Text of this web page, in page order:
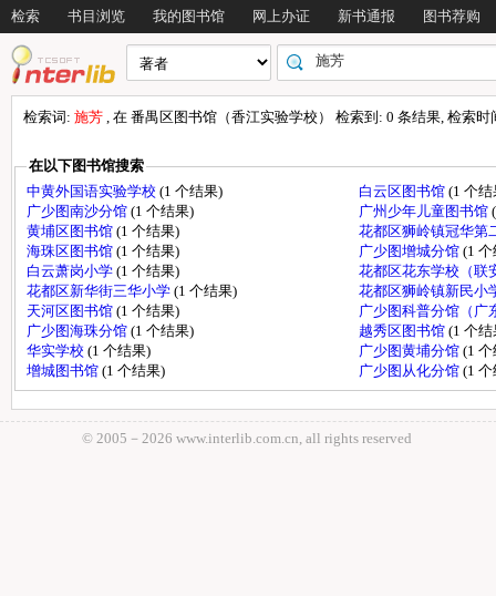
检索 书目浏览 我的图书馆 网上办证 新书通报 图书荐购
检索词: 施芳 , 在 番禺区图书馆（香江实验学校） 检索到: 0 条结果, 检索时
在以下图书馆搜索
中黄外国语实验学校 (1 个结果) 白云区图书馆 (1 个结
广少图南沙分馆 (1 个结果) 广州少年儿童图书馆
黄埔区图书馆 (1 个结果)
花都区狮岭镇冠华第
海珠区图书馆 (1 个结果) 广少图增城分馆 (1
白云萧岗小学 (1 个结果)
花都区花东学校（联
花都区新华街三华小学 (1 个结果)
花都区狮岭镇新民小
天河区图书馆 (1 个结果)
广少图科普分馆（广
广少图海珠分馆 (1 个结果) 越秀区图书馆 (1 个结
华实学校 (1 个结果) 广少图黄埔分馆 (1
增城图书馆 (1 个结果) 广少图从化分馆 (1
© 2005－ 2026 www.interlib.com.cn, all rights reserved